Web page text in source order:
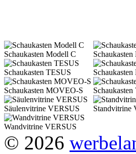
Schaukasten Modell C
Schaukasten TESUS
Schaukasten MOVEO-S
Säulenvitrine VERSUS Standvitrine
Wandvitrine VERSUS
© 2026